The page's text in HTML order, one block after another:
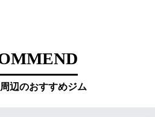
辺のおすすめジム